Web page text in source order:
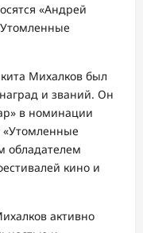
«Андрей
Михалков был
и званий. Он
в номинации
обладателем
кино и
активно